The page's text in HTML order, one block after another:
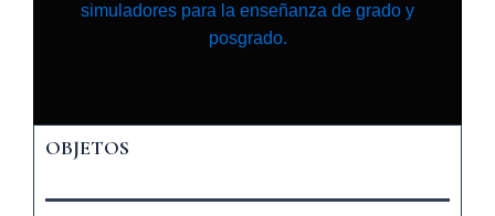
simuladores para la enseñanza de grado y
posgrado.
OBJETOS